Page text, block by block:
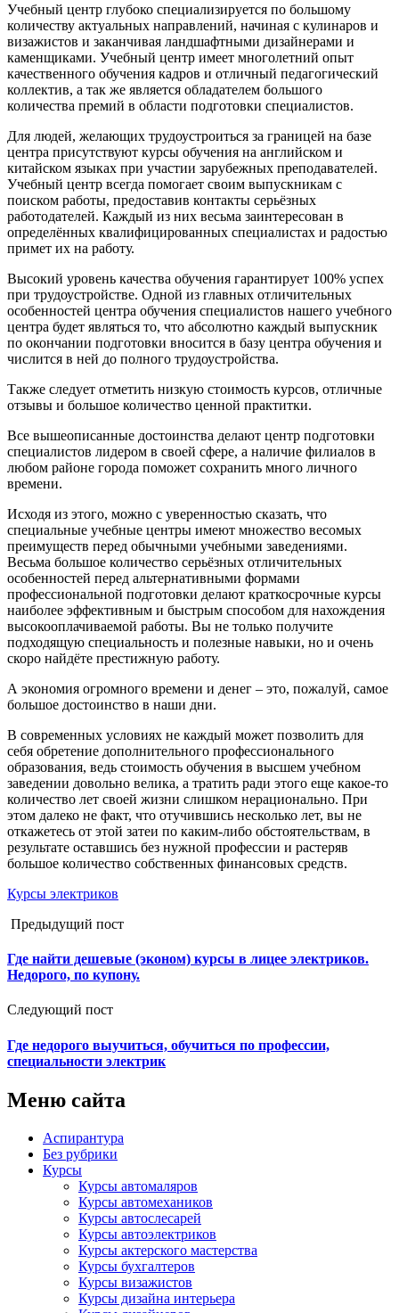
Учебный центр глубоко специализируется по большому
количеству актуальных направлений, начиная с кулинаров и
визажистов и заканчивая ландшафтными дизайнерами и
каменщиками. Учебный центр имеет многолетний опыт
качественного обучения кадров и отличный педагогический
коллектив, а так же является обладателем большого
количества премий в области подготовки специалистов.
Для людей, желающих трудоустроиться за границей на базе
центра присутствуют курсы обучения на английском и
китайском языках при участии зарубежных преподавателей.
Учебный центр всегда помогает своим выпускникам с
поиском работы, предоставив контакты серьёзных
работодателей. Каждый из них весьма заинтересован в
определённых квалифицированных специалистах и радостью
примет их на работу.
Высокий уровень качества обучения гарантирует 100% успех
при трудоустройстве. Одной из главных отличительных
особенностей центра обучения специалистов нашего учебного
центра будет являться то, что абсолютно каждый выпускник
по окончании подготовки вносится в базу центра обучения и
числится в ней до полного трудоустройства.
Также следует отметить низкую стоимость курсов, отличные
отзывы и большое количество ценной практитки.
Все вышеописанные достоинства делают центр подготовки
специалистов лидером в своей сфере, а наличие филиалов в
любом районе города поможет сохранить много личного
времени.
Исходя из этого, можно с уверенностью сказать, что
специальные учебные центры имеют множество весомых
преимуществ перед обычными учебными заведениями.
Весьма большое количество серьёзных отличительных
особенностей перед альтернативными формами
профессиональной подготовки делают краткосрочные курсы
наиболее эффективным и быстрым способом для нахождения
высокооплачиваемой работы. Вы не только получите
подходящую специальность и полезные навыки, но и очень
скоро найдёте престижную работу.
А экономия огромного времени и денег – это, пожалуй, самое
большое достоинство в наши дни.
В современных условиях не каждый может позволить для
себя обретение дополнительного профессионального
образования, ведь стоимость обучения в высшем учебном
заведении довольно велика, а тратить ради этого еще какое-то
количество лет своей жизни слишком нерационально. При
этом далеко не факт, что отучившись несколько лет, вы не
откажетесь от этой затеи по каким-либо обстоятельствам, в
результате оставшись без нужной профессии и растеряв
большое количество собственных финансовых средств.
Курсы электриков
Предыдущий пост
Где найти дешевые (эконом) курсы в лицее электриков.
Недорого, по купону.
Следующий пост
Где недорого выучиться, обучиться по профессии,
специальности электрик
Меню сайта
Аспирантура
Без рубрики
Курсы
Курсы автомаляров
Курсы автомехаников
Курсы автослесарей
Курсы автоэлектриков
Курсы актерского мастерства
Курсы бухгалтеров
Курсы визажистов
Курсы дизайна интерьера